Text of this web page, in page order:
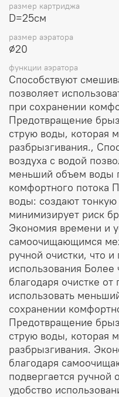
размер картриджа
D=25см
размер аэратора
⌀20
функции аэратора
Способствуют
позволяет
при сохранении
Предотвращение
струю воды, которая
разбрызгивания.,
воздуха с водой
меньший объем воды
комфортного потока
воды: создают
минимизирует риск
Экономия времени и
самоочищающимся
ручной очистки, что
использования Более
благодаря очистке
использовать
сохранении
Предотвращение
струю воды, которая
разбрызгивания.
благодаря
подвергается ручной
удобство